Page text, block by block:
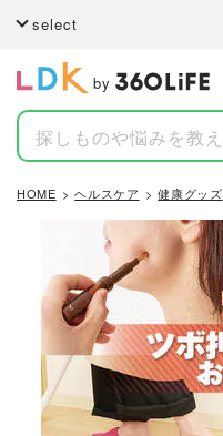
select
by
HOME ヘルスケア 健康グッズ